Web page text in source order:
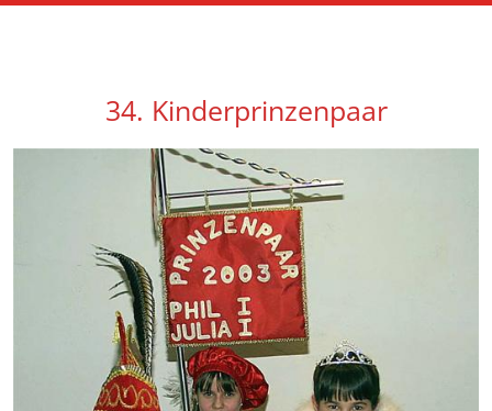
34. Kinderprinzenpaar